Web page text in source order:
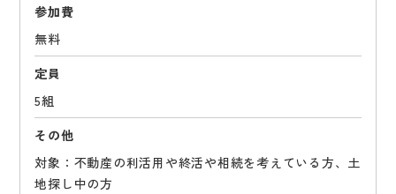
参加費
無料
定員
5組
その他
対象：不動産の利活用や終活や相続を考えている方、土
地探し中の方